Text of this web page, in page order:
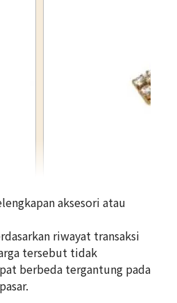
Tasaki diamond chain
Referensi Harga Buyback
aksesori atau
riwayat transaksi
tersebut tidak
berbeda tergantung pada